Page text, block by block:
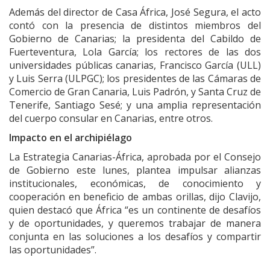
Además del director de Casa África, José Segura, el acto
contó con la presencia de distintos miembros del
Gobierno de Canarias; la presidenta del Cabildo de
Fuerteventura, Lola García; los rectores de las dos
universidades públicas canarias, Francisco García (ULL)
y Luis Serra (ULPGC); los presidentes de las Cámaras de
Comercio de Gran Canaria, Luis Padrón, y Santa Cruz de
Tenerife, Santiago Sesé; y una amplia representación
del cuerpo consular en Canarias, entre otros.
Impacto en el archipiélago
La Estrategia Canarias-África, aprobada por el Consejo
de Gobierno este lunes, plantea impulsar alianzas
institucionales, económicas, de conocimiento y
cooperación en beneficio de ambas orillas, dijo Clavijo,
quien destacó que África “es un continente de desafíos
y de oportunidades, y queremos trabajar de manera
conjunta en las soluciones a los desafíos y compartir
las oportunidades”.